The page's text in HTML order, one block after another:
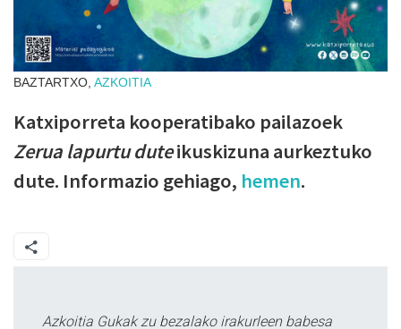
BAZTARTXO, AZKOITIA
Katxiporreta kooperatibako pailazoek
Zerua lapurtu duteikuskizuna aurkeztuko
dute. Informazio gehiago, hemen.
Azkoitia Gukak zu bezalako irakurleen babesa